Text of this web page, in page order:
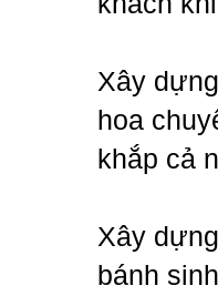
Xây
hoa
khắp cả
Xây
bánh